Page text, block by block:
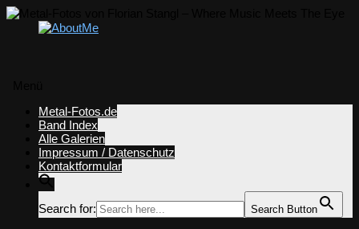
springen
Metal-Fotos.de
Band Index
Alle Galerien
Impressum / Datenschutz
Kontaktformular
Search for: Search Button